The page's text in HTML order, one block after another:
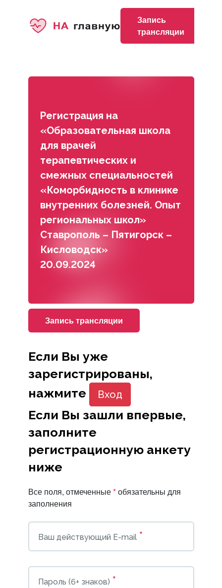
Запись
трансляции
Регистрация на
«Образовательная школа
для врачей
терапевтических и
смежных специальностей
«Коморбидность в клинике
внутренних болезней. Опыт
региональных школ»
Ставрополь – Пятигорск –
Кисловодск»
20.09.2024
Запись трансляции
Если Вы уже
зарегистрированы,
нажмите
Вход
Если Вы зашли впервые,
заполните
регистрационную анкету
ниже
Все поля, отмеченные*обязательны для
заполнения
Ваш действующий E-mail *
Пароль (6+ знаков) *